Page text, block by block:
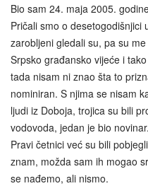
Bio sam 24. maja 2005.
Pričali smo o desetogodišnjici
zarobljeni gledali su, pa su
Srpsko građansko vijeće i
tada nisam ni znao šta to
nominiran. S njima se nisam
ljudi iz Doboja, trojica su bili
vodovoda, jedan je bio
Pravi četnici već su bili
znam, možda sam ih mogao
se nađemo, ali nismo.